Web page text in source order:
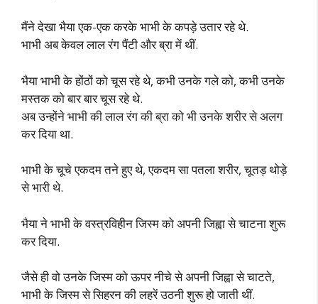
मैंने देखा भैया एक-एक करके भाभी के कपड़े उतार रहे थे.
भाभी अब केवल लाल रंग पैंटी और ब्रा में थीं.
भैया भाभी के होंठों को चूस रहे थे, कभी उनके गले को, कभी उनके
मस्तक को बार बार चूस रहे थे.
अब उन्होंने भाभी की लाल रंग की ब्रा को भी उनके शरीर से अलग
कर दिया था.
भाभी के चूचे एकदम तने हुए थे, एकदम सा पतला शरीर, चूतड़ थोड़े
से भारी थे.
भैया ने भाभी के वस्त्रविहीन जिस्म को अपनी जिह्वा से चाटना शुरू
कर दिया.
जैसे ही वो उनके जिस्म को ऊपर नीचे से अपनी जिह्वा से चाटते,
भाभी के जिस्म से सिहरन की लहरें उठनी शुरू हो जाती थीं.